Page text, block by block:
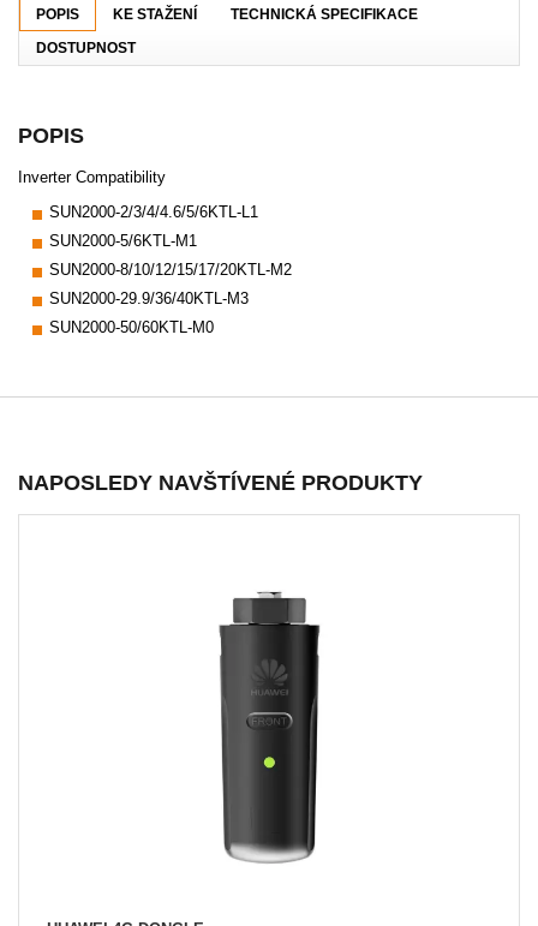
POPIS KE STAŽENÍ
TECHNICKÁ SPECIFIKACE
DOSTUPNOST
POPIS
Inverter Compatibility
SUN2000-2/3/4/4.6/5/6KTL-L1
SUN2000-5/6KTL-M1
SUN2000-8/10/12/15/17/20KTL-M2
SUN2000-29.9/36/40KTL-M3
SUN2000-50/60KTL-M0
NAPOSLEDY NAVŠTÍVENÉ PRODUKTY